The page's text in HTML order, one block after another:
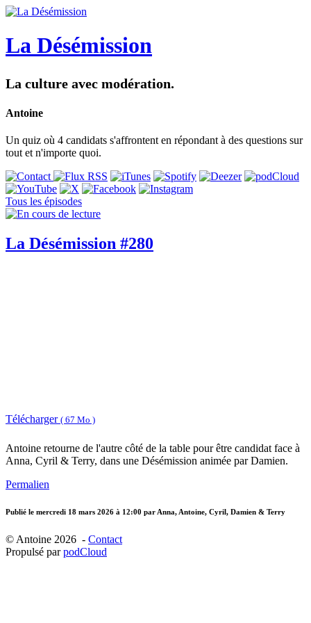
La Désémission
La culture avec modération.
Antoine
Un quiz où 4 candidats s'affrontent en répondant à des questions sur
tout et n'importe quoi.
Tous les épisodes
La Désémission #280
Télécharger ( 67 Mo )
Antoine retourne de l'autre côté de la table pour être candidat face à
Anna, Cyril & Terry, dans une Désémission animée par Damien.
Permalien
Publié le mercredi 18 mars 2026 à 12:00 par Anna, Antoine, Cyril, Damien & Terry
© Antoine 2026 - Contact
Propulsé parpodCloud